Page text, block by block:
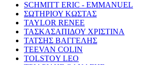
SCHMITT ERIC - EMMANUEL
ΣΩΤΗΡΙΟΥ ΚΩΣΤΑΣ
TAYLOR RENEE
ΤΑΣΚΑΣΑΠΙΔΟΥ ΧΡΙΣΤΙΝΑ
ΤΑΤΣΗΣ ΒΑΓΓΕΛΗΣ
TEEVAN COLIN
TOLSTOY LEO